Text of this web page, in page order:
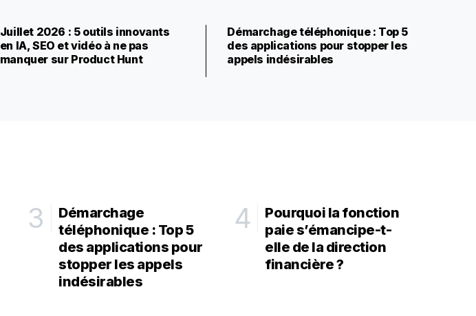
Juillet 2026 : 5 outils innovants
en IA, SEO et vidéo à ne pas
manquer sur Product Hunt
Démarchage téléphonique : Top 5
des applications pour stopper les
appels indésirables
Démarchage
téléphonique : Top 5
des applications pour
stopper les appels
indésirables
Pourquoi la fonction
paie s’émancipe-t-
elle de la direction
financière ?